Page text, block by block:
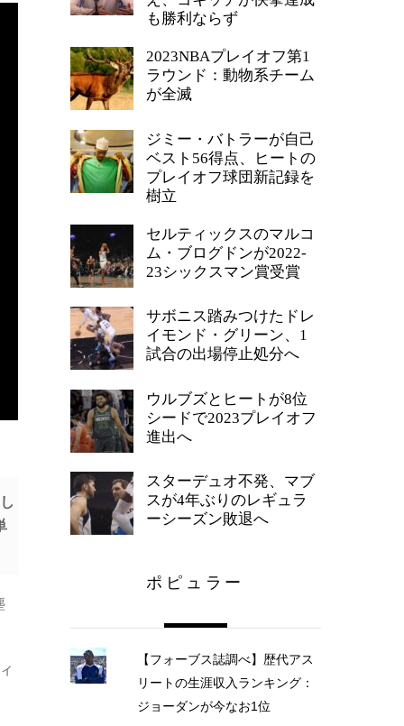
も勝利ならず
2023NBAプレイオフ第1
ラウンド：動物系チーム
が全滅
ジミー・バトラーが自己
ベスト56得点、ヒートの
プレイオフ球団新記録を
樹立
セルティックスのマルコ
ム・ブログドンが2022-
23シックスマン賞受賞
サボニス踏みつけたドレ
イモンド・グリーン、1
試合の出場停止処分へ
ウルブズとヒートが8位
シードで2023プレイオフ
進出へ
スターデュオ不発、マブ
スが4年ぶりのレギュラ
ーシーズン敗退へ
ポピュラー
【フォーブス誌調べ】歴代アス
リートの生涯収入ランキング：
ジョーダンが今なお1位